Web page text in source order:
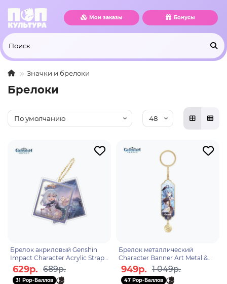
Мои заказы Бонусы
Значки и брелоки
Брелоки
Брелок акриловый Genshin
Impact Character Acrylic Strap
Paimon 6974696616217
629р. 689р.
31 Pop-Баллов
Брелок металлический
Character Banner Art Metal &
Resin Keychain Adrift in the
Harbor 6974696617498
949р. 1 049р.
47 Pop-Баллов